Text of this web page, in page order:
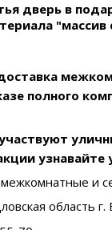
дверь в
полного
узнавайте
и
область